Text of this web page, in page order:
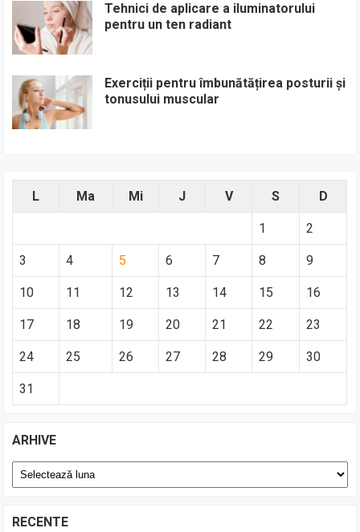
Tehnici de aplicare a iluminatorului
pentru un ten radiant
Exerciții pentru îmbunătățirea posturii și
tonusului muscular
L Ma Mi J V S D
1 2
3 4 5 6 7 8 9
10 11 12 13 14 15 16
17 18 19 20 21 22 23
24 25 26 27 28 29 30
31
ARHIVE
Arhive
RECENTE